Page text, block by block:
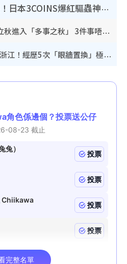
怕蟲人士夏日救星！日本3COINS爆紅驅蟲神器$45起 1招「全程免觸碰」輕鬆搞定小強
立秋2026｜8月7日立秋進入「多事之秋」 3件事唔做得！專家教6招開運 清枱頭／銀包納氣接好運
颱風白海豚料周日襲浙江！經歷5次「眼牆置換」極罕見 成登陸內地最長途颱風